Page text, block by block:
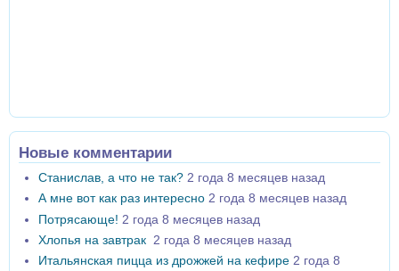
Новые комментарии
Станислав, а что не так? 2 года 8 месяцев назад
А мне вот как раз интересно 2 года 8 месяцев назад
Потрясающе! 2 года 8 месяцев назад
Хлопья на завтрак 2 года 8 месяцев назад
Итальянская пицца из дрожжей на кефире 2 года 8